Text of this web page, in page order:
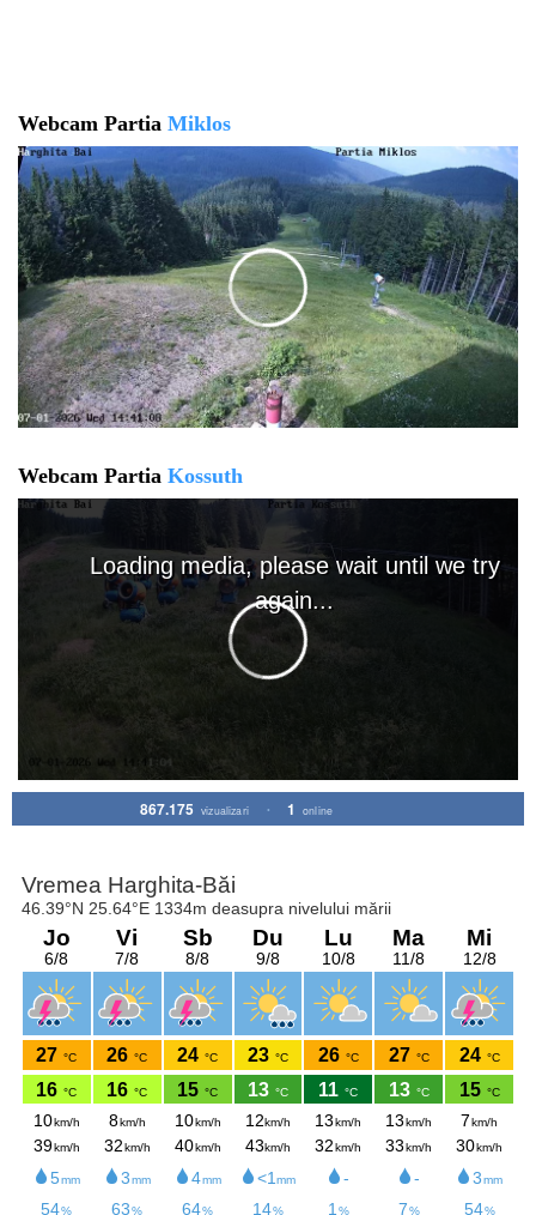
Webcam Partia Miklos
Webcam Partia Kossuth
867.175 vizualizari • 1 online